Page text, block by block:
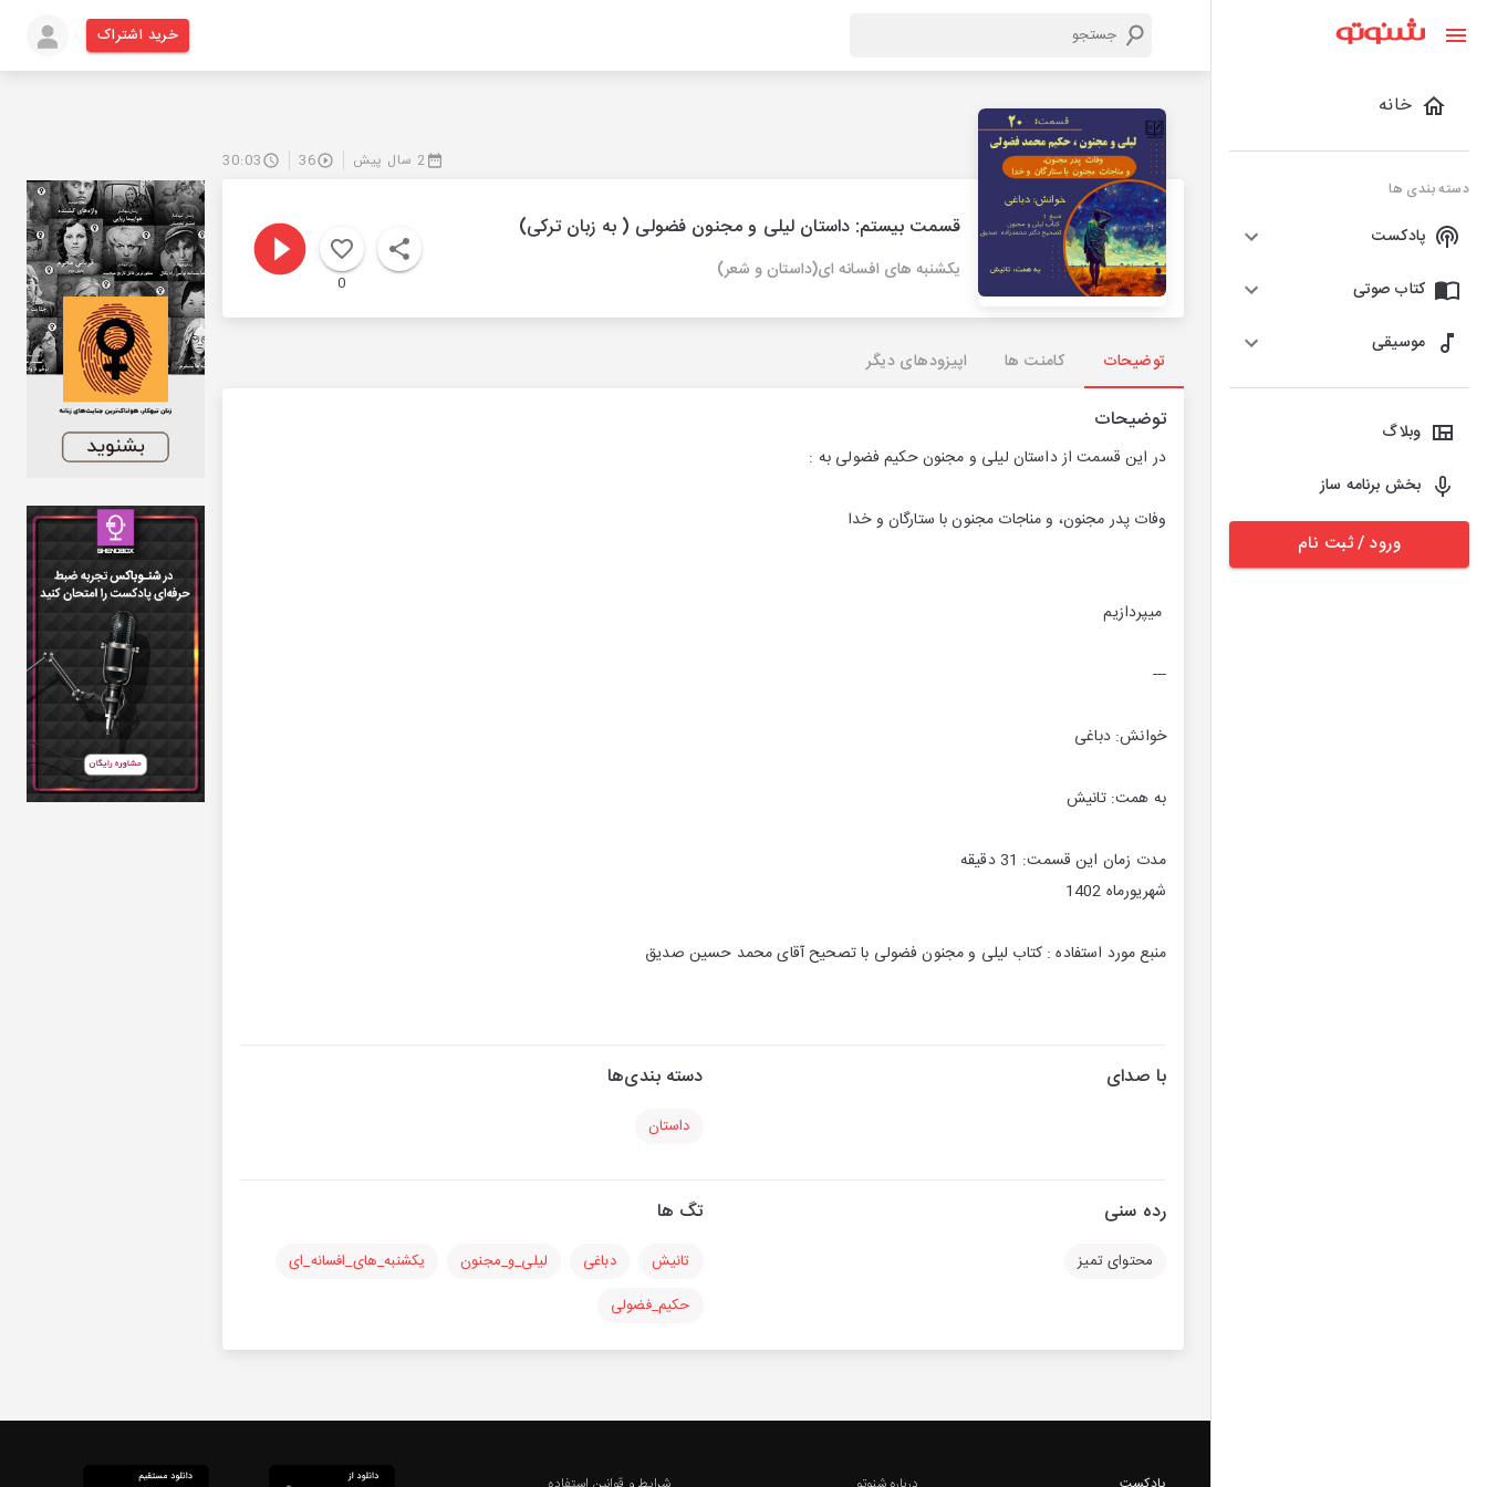
خانه
دسته بندی ها
پادکست
کتاب صوتی
موسیقی
وبلاگ
بخش برنامه ساز
ورود / ثبت نام
خرید اشتراک
2 سال پیش 36
30:03
قسمت بیستم: داستان لیلی و مجنون فضولی ( به زبان ترکی)
یکشنبه های افسانه ای(داستان و شعر)
0
توضیحات کامنت ها اپیزودهای دیگر
توضیحات
در این قسمت از داستان لیلی و مجنون حکیم فضولی به :
وفات پدر مجنون، و مناجات مجنون با ستارگان و خدا
میپردازیم
---
خوانش: دباغی
به همت: تانیش
مدت زمان این قسمت: 31 دقیقه
شهریورماه 1402
منبع مورد استفاده : کتاب لیلی و مجنون فضولی با تصحیح آقای محمد حسین صدیق
با صدای دسته بندی‌ها
داستان
رده سنی
محتوای تمیز
تگ ها
تانیش دباغی لیلی_و_مجنون
یکشنبه_های_افسانه_ای
حکیم_فضولی